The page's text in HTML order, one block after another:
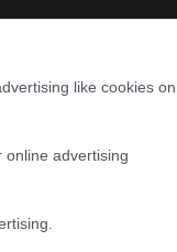
like cookies on
online advertising